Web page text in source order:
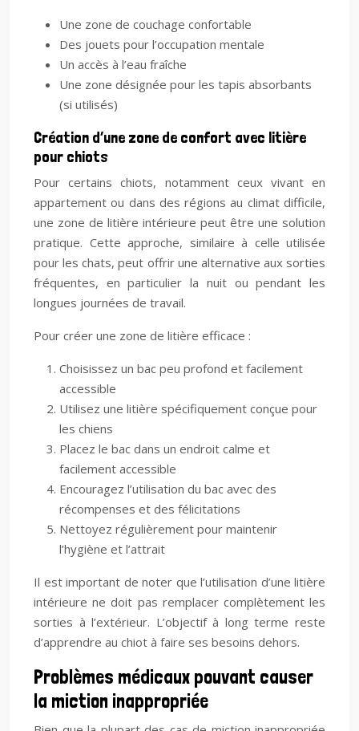
Une zone de couchage confortable
Des jouets pour l’occupation mentale
Un accès à l’eau fraîche
Une zone désignée pour les tapis absorbants
(si utilisés)
Création d’une zone de confort avec litière
pour chiots
Pour certains chiots, notamment ceux vivant en
appartement ou dans des régions au climat difficile,
une zone de litière intérieure peut être une solution
pratique. Cette approche, similaire à celle utilisée
pour les chats, peut offrir une alternative aux sorties
fréquentes, en particulier la nuit ou pendant les
longues journées de travail.
Pour créer une zone de litière efficace :
Choisissez un bac peu profond et facilement
accessible
Utilisez une litière spécifiquement conçue pour
les chiens
Placez le bac dans un endroit calme et
facilement accessible
Encouragez l’utilisation du bac avec des
récompenses et des félicitations
Nettoyez régulièrement pour maintenir
l’hygiène et l’attrait
Il est important de noter que l’utilisation d’une litière
intérieure ne doit pas remplacer complètement les
sorties à l’extérieur. L’objectif à long terme reste
d’apprendre au chiot à faire ses besoins dehors.
Problèmes médicaux pouvant causer
la miction inappropriée